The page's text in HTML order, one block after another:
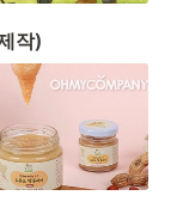
작)